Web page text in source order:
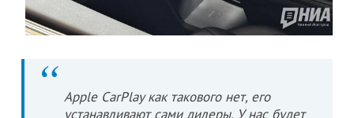
Apple CarPlay как такового нет, его
устанавливают сами дилеры. У нас будет